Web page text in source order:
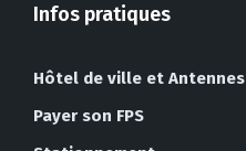
Infos pratiques
Hôtel de ville et Antennes
Payer son FPS